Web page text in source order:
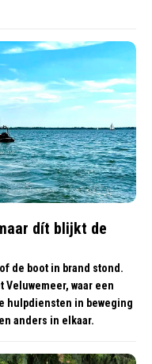
dít blijkt de
de boot in brand stond.
Veluwemeer, waar een
hulpdiensten in beweging
anders in elkaar.